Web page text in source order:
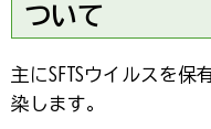
ついて
主にSFTSウイルスを
染します。